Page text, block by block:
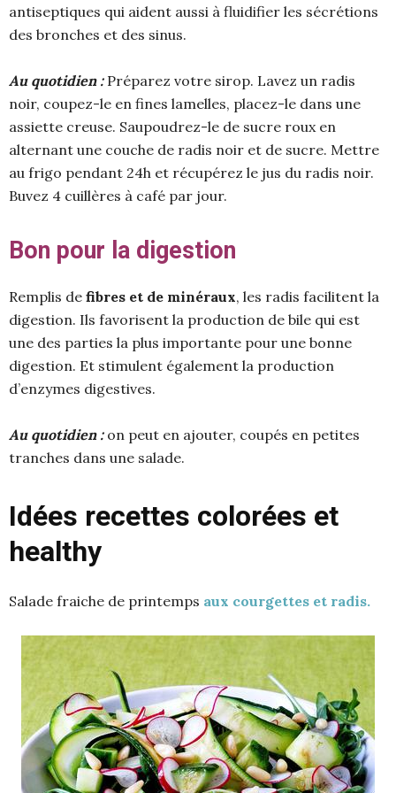
antiseptiques qui aident aussi à fluidifier les sécrétions
des bronches et des sinus.
Au quotidien : Préparez votre sirop. Lavez un radis
noir, coupez-le en fines lamelles, placez-le dans une
assiette creuse. Saupoudrez-le de sucre roux en
alternant une couche de radis noir et de sucre. Mettre
au frigo pendant 24h et récupérez le jus du radis noir.
Buvez 4 cuillères à café par jour.
Bon pour la digestion
Remplis de fibres et de minéraux, les radis facilitent la
digestion. Ils favorisent la production de bile qui est
une des parties la plus importante pour une bonne
digestion. Et stimulent également la production
d’enzymes digestives.
Au quotidien : on peut en ajouter, coupés en petites
tranches dans une salade.
Idées recettes colorées et
healthy
Salade fraiche de printemps aux courgettes et radis.